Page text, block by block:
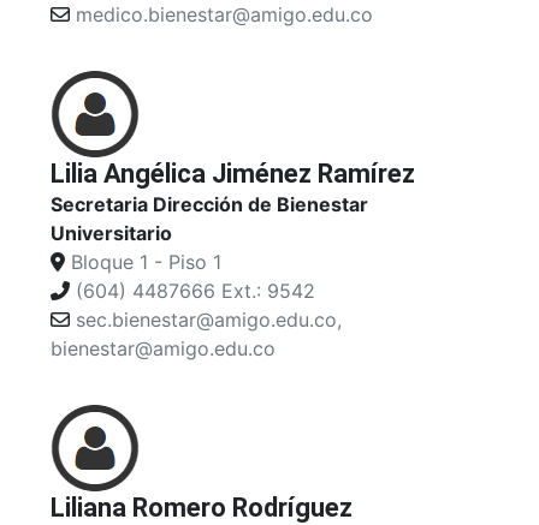
medico.bienestar@amigo.edu.co
Lilia Angélica Jiménez Ramírez
Secretaria Dirección de Bienestar
Universitario
Bloque 1 - Piso 1
(604) 4487666 Ext.: 9542
sec.bienestar@amigo.edu.co,
bienestar@amigo.edu.co
Liliana Romero Rodríguez